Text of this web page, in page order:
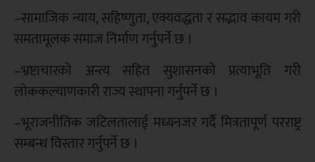
–सामाजिक न्याय, सहिष्णुता, एक्यवद्धता र सद्भाव कायम गरी
समतामूलक समाज निर्माण गर्नुपर्ने छ ।
–भ्रष्टाचारको अन्त्य सहित सुशासनको प्रत्याभूति गरी
लोककल्याणकारी राज्य स्थापना गर्नुपर्ने छ ।
–भूराजनीतिक जटिलतालाई मध्यनजर गर्दै मित्रतापूर्ण परराष्ट्र
सम्बन्ध विस्तार गर्नुपर्ने छ ।